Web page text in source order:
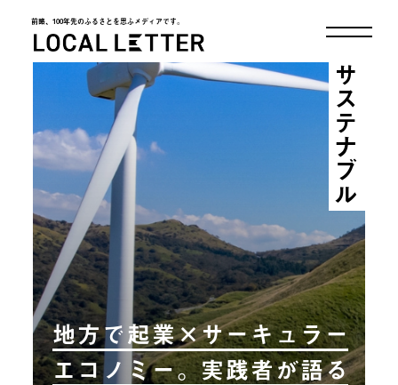
前略、100年先のふるさとを思ふメディアです。
LOCAL LETTER
地方で起業×サーキュラー
エコノミー。実践者が語る
サステナブル